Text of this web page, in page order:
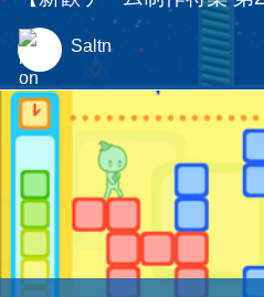
Saltn